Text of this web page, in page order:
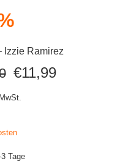
Izzie Ramirez
Ursprünglicher
Preis
€14,90
€11,99Aktueller
3 Tage